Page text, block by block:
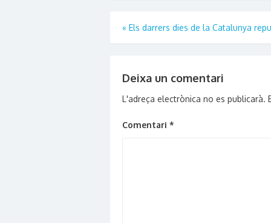
window)
Navegació
d'entrades
« Els darrers dies de la Catalunya
Deixa un comentari
L'adreça electrònica no es publicarà.
Comentari *